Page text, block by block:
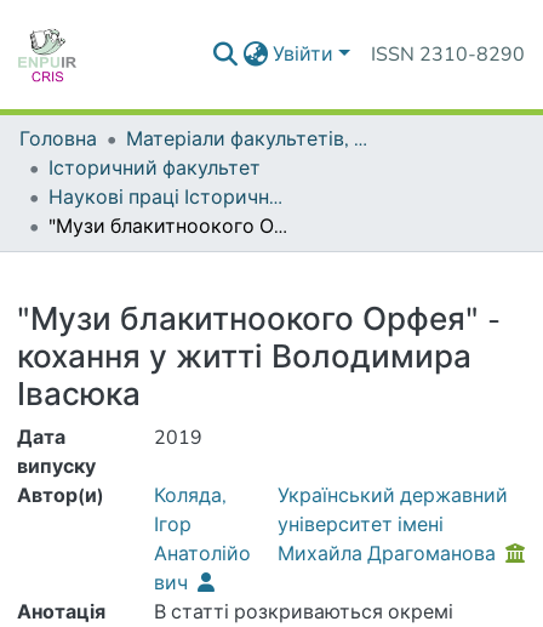
Увійти ISSN 2310-8290
Головна
Матеріали факультетів, інститутів, підрозділів
Історичний факультет
Наукові праці Історичного факультету
"Музи блакитноокого Орфея" - кохання у житті Володимира Івасюка
"Музи блакитноокого Орфея" -
кохання у житті Володимира
Івасюка
Дата
випуску
2019
Автор(и)
Коляда,
Ігор
Анатолійо
вич
Український державний
університет імені
Михайла Драгоманова
Анотація
В статті розкриваються окремі